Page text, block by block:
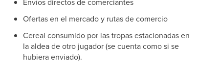
Ofertas en el mercado y rutas de comercio
Cereal consumido por las tropas estacionadas en
la aldea de otro jugador (se cuenta como si se
hubiera enviado).